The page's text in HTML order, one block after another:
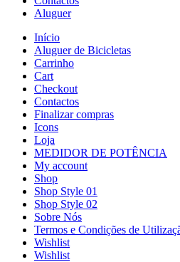
Aluguer
Início
Aluguer de Bicicletas
Carrinho
Cart
Checkout
Contactos
Finalizar compras
Icons
Loja
MEDIDOR DE POTÊNCIA
My account
Shop
Shop Style 01
Shop Style 02
Sobre Nós
Termos e Condições de
Wishlist
Wishlist